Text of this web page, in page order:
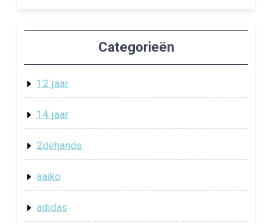
Categorieën
12 jaar
14 jaar
2dehands
aaiko
adidas